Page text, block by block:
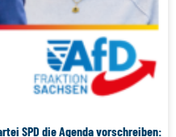
SPD die Agenda vorschreiben: